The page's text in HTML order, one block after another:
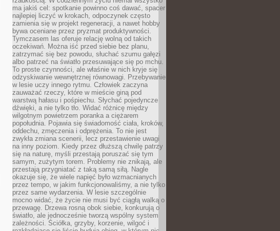
ma jakiś cel: spotkanie powinno coś dawać, spacer
najlepiej liczyć w krokach, odpoczynek często
zamienia się w projekt regeneracji, a nawet hobby
bywa oceniane przez pryzmat produktywności.
Tymczasem las oferuje relację wolną od takich
oczekiwań. Można iść przed siebie bez planu,
zatrzymać się bez powodu, słuchać szumu gałęzi
albo patrzeć na światło przesuwające się po mchu.
To proste czynności, ale właśnie w nich kryje się
odzyskiwanie wewnętrznej równowagi. Przebywanie
w lesie uczy innego rytmu. Człowiek zaczyna
zauważać rzeczy, które w mieście giną pod
warstwą hałasu i pośpiechu. Słychać pojedyncze
dźwięki, a nie tylko tło. Widać różnicę między
wilgotnym powietrzem poranka a ciężarem
popołudnia. Pojawia się świadomość ciała, kroków,
oddechu, zmęczenia i odprężenia. To nie jest
zwykła zmiana scenerii, lecz przestawienie uwagi
na inny poziom. Kiedy przez dłuższą chwilę patrzy
się na naturę, myśli przestają poruszać się tym
samym, zużytym torem. Problemy nie znikają, ale
przestają przygniatać z taką samą siłą. Nagle
okazuje się, że wiele napięć było wzmacnianych
przez tempo, w jakim funkcjonowaliśmy, a nie tylko
przez same wydarzenia. W lesie szczególnie
mocno widać, że życie nie musi być ciągłą walką o
przewagę. Drzewa rosną obok siebie, konkurują o
światło, ale jednocześnie tworzą wspólny system
zależności. Ściółka, grzyby, korzenie, wilgoć i